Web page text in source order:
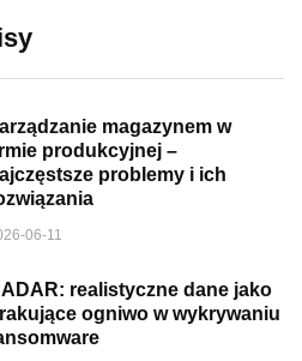
magazynem w
produkcyjnej –
problemy i ich
06-11
realistyczne dane jako
ogniwo w wykrywaniu